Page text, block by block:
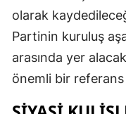
olarak
Partinin kuruluş
arasında yer
önemli bir